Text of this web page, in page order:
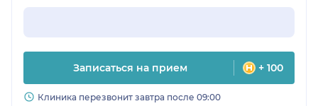
Записаться на прием + 100
Клиника перезвонит завтра после 09:00